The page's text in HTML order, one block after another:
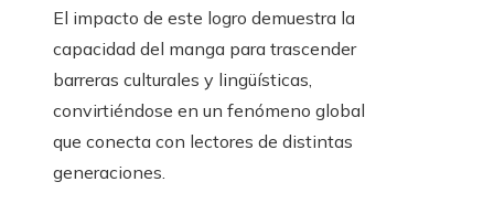
El impacto de este logro demuestra la
capacidad del manga para trascender
barreras culturales y lingüísticas,
convirtiéndose en un fenómeno global
que conecta con lectores de distintas
generaciones.